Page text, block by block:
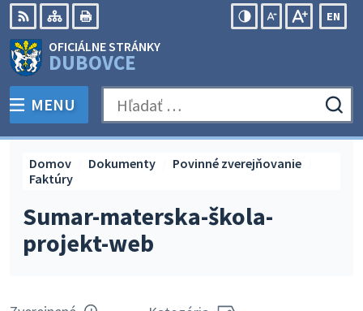
Preskočiť
na
obsah
RSS Mapa
EN
OFICIÁLNE STRÁNKY
DUBOVCE
PREPNÚŤ
MENU Hľadať:
Sumar-materska-škola-
projekt-web
Domov Dokumenty
Povinné zverejňovanie
Faktúry